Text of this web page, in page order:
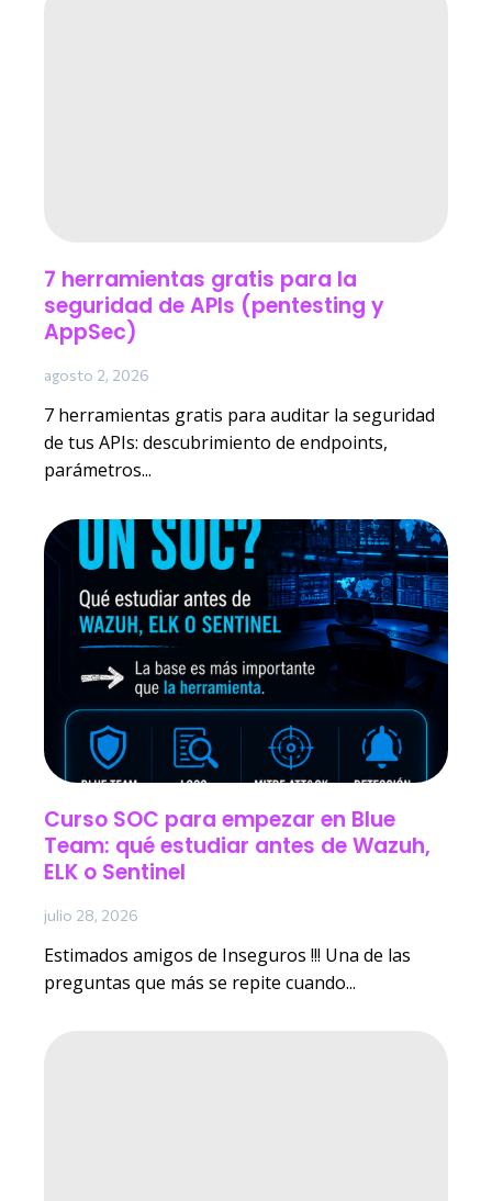
7 herramientas gratis para la
seguridad de APIs (pentesting y
AppSec)
agosto 2, 2026
7 herramientas gratis para auditar la seguridad
de tus APIs: descubrimiento de endpoints,
parámetros...
Curso SOC para empezar en Blue
Team: qué estudiar antes de Wazuh,
ELK o Sentinel
julio 28, 2026
Estimados amigos de Inseguros !!! Una de las
preguntas que más se repite cuando...